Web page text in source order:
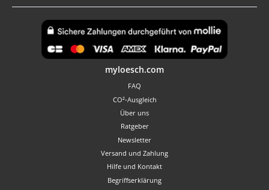
myloesch.com
FAQ
CO²-Ausgleich
Über uns
Ratgeber
Newsletter
Versand und Zahlung
Hilfe und Kontakt
Begriffserklärung